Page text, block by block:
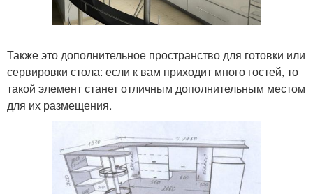
Также это дополнительное пространство для готовки или
сервировки стола: если к вам приходит много гостей, то
такой элемент станет отличным дополнительным местом
для их размещения.